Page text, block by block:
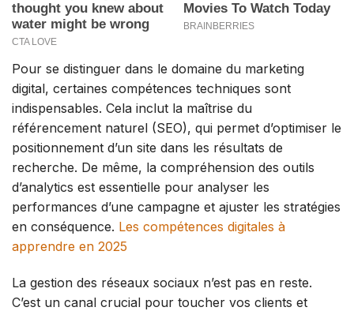
Pour se distinguer dans le domaine du marketing
digital, certaines compétences techniques sont
indispensables. Cela inclut la maîtrise du
référencement naturel (SEO), qui permet d’optimiser le
positionnement d’un site dans les résultats de
recherche. De même, la compréhension des outils
d’analytics est essentielle pour analyser les
performances d’une campagne et ajuster les stratégies
en conséquence. Les compétences digitales à
apprendre en 2025
La gestion des réseaux sociaux n’est pas en reste.
C’est un canal crucial pour toucher vos clients et